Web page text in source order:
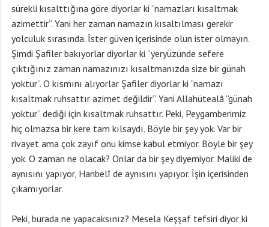
sürekli kısalttığına göre diyorlar ki “namazları kısaltmak
azimettir”. Yani her zaman namazın kısaltılması gerekir
yolculuk sırasında. İster güven içerisinde olun ister olmayın.
Şimdi Şafiler bakıyorlar diyorlar ki “yeryüzünde sefere
çıktığınız zaman namazınızı kısaltmanızda size bir günah
yoktur”. O kısmını alıyorlar Şafiler diyorlar ki “namazı
kısaltmak ruhsattır azimet değildir”. Yani Allahütealâ “günah
yoktur” dediği için kısaltmak ruhsattır. Peki, Peygamberimiz
hiç olmazsa bir kere tam kılsaydı. Böyle bir şey yok. Var bir
rivayet ama çok zayıf onu kimse kabul etmiyor. Böyle bir şey
yok. O zaman ne olacak? Onlar da bir şey diyemiyor. Maliki de
aynısını yapıyor, Hanbelî de aynısını yapıyor. İşin içerisinden
çıkamıyorlar.
Peki, burada ne yapacaksınız? Mesela Keşşaf tefsiri diyor ki